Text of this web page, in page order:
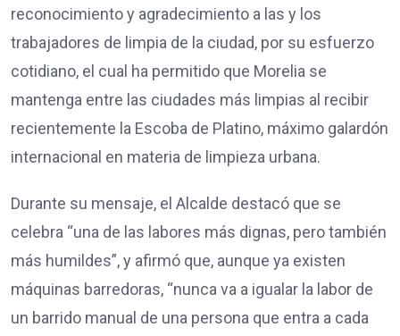
reconocimiento y agradecimiento a las y los
trabajadores de limpia de la ciudad, por su esfuerzo
cotidiano, el cual ha permitido que Morelia se
mantenga entre las ciudades más limpias al recibir
recientemente la Escoba de Platino, máximo galardón
internacional en materia de limpieza urbana.
Durante su mensaje, el Alcalde destacó que se
celebra “una de las labores más dignas, pero también
más humildes”, y afirmó que, aunque ya existen
máquinas barredoras, “nunca va a igualar la labor de
un barrido manual de una persona que entra a cada